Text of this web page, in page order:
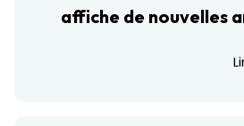
affiche de nouvelles